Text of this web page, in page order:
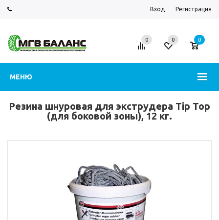
Вход Регистрация
МЕНЮ
0 0 0
Резина шнуровая для экструдера Tip Top
(для боковой зоны), 12 кг.